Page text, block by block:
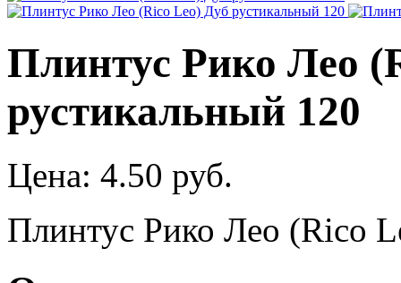
Плинтус Рико Лео
рустикальный 120
Цена: 4.50 руб.
Плинтус Рико Лео (Rico